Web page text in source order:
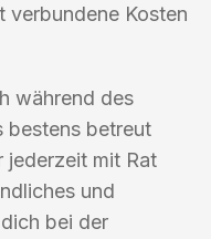
verbundene Kosten
während des
bestens betreut
jederzeit mit Rat
und
bei der